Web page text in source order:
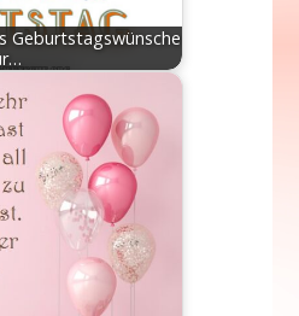
Geburtstagswünsche